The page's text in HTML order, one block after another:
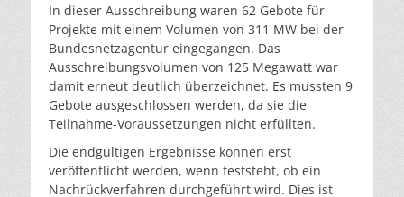
In dieser Ausschreibung waren 62 Gebote für
Projekte mit einem Volumen von 311 MW bei der
Bundesnetzagentur eingegangen. Das
Ausschreibungsvolumen von 125 Megawatt war
damit erneut deutlich überzeichnet. Es mussten 9
Gebote ausgeschlossen werden, da sie die
Teilnahme-Voraussetzungen nicht erfüllten.
Die endgültigen Ergebnisse können erst
veröffentlicht werden, wenn feststeht, ob ein
Nachrückverfahren durchgeführt wird. Dies ist